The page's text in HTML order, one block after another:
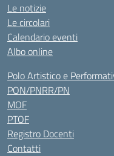
Le notizie
Le circolari
Calendario eventi
Albo online
Polo Artistico e
PON/PNRR/PN
MOF
PTOF
Registro Docenti
Contatti